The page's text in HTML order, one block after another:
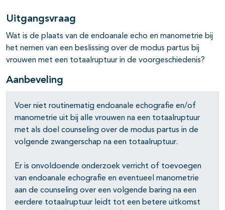
Uitgangsvraag
Wat is de plaats van de endoanale echo en manometrie bij
het nemen van een beslissing over de modus partus bij
vrouwen met een totaalruptuur in de voorgeschiedenis?
Aanbeveling
Voer niet routinematig endoanale echografie en/of
manometrie uit bij alle vrouwen na een totaalruptuur
met als doel counseling over de modus partus in de
volgende zwangerschap na een totaalruptuur.
Er is onvoldoende onderzoek verricht of toevoegen
van endoanale echografie en eventueel manometrie
aan de counseling over een volgende baring na een
eerdere totaalruptuur leidt tot een betere uitkomst